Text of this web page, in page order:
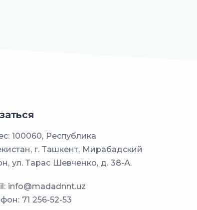
100060, Республика
г. Ташкент, Мирабадский
ул. Тарас Шевченко, д. 38-А.
info@madadnnt.uz
71 256-52-53